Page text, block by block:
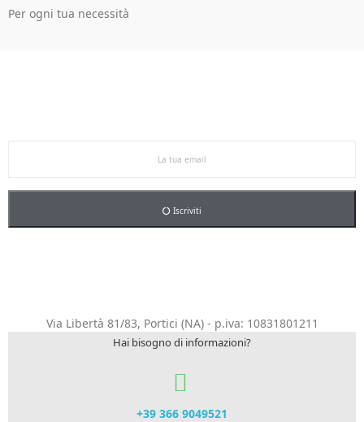
Per ogni tua necessità
Iscriviti
Via Libertà 81/83, Portici (NA) - p.iva: 10831801211
Hai bisogno di informazioni?
+39 366 9049521​